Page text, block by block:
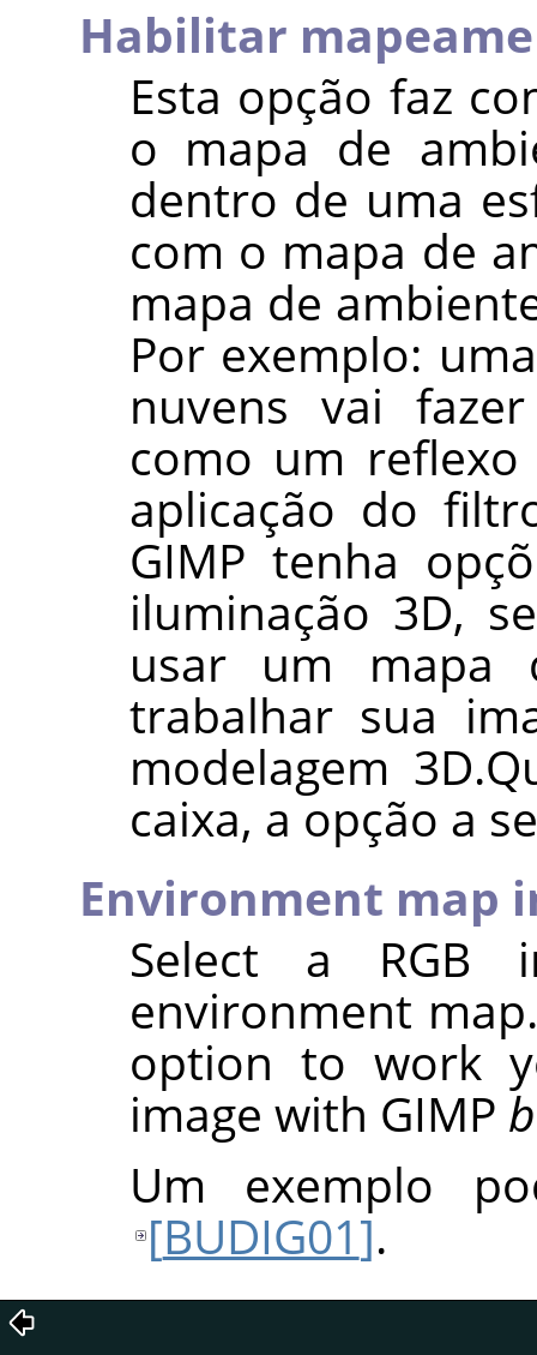
Habilitar
Esta opção faz
o mapa de
dentro de uma
com o mapa de
mapa de
Por exemplo:
nuvens vai
como um
aplicação do
GIMP tenha
iluminação 3D,
usar um mapa
trabalhar sua
modelagem
caixa, a opção a
Environment map
Select a RGB
environment
option to work
image with GIMP
Um exemplo
[BUDIG01].